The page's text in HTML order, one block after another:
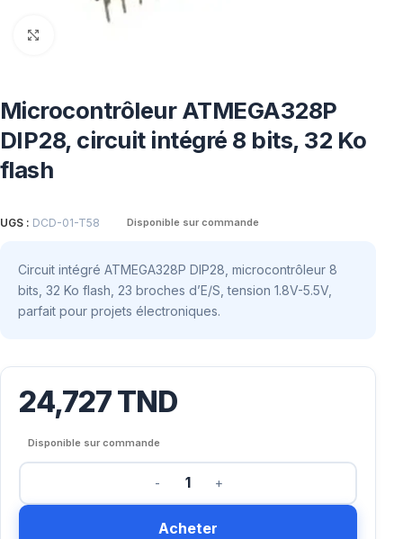
Microcontrôleur ATMEGA328P
DIP28, circuit intégré 8 bits, 32 Ko
flash
UGS : DCD-01-T58 Disponible sur commande
Circuit intégré ATMEGA328P DIP28, microcontrôleur 8
bits, 32 Ko flash, 23 broches d’E/S, tension 1.8V-5.5V,
parfait pour projets électroniques.
24,727TND
Disponible sur commande
Acheter